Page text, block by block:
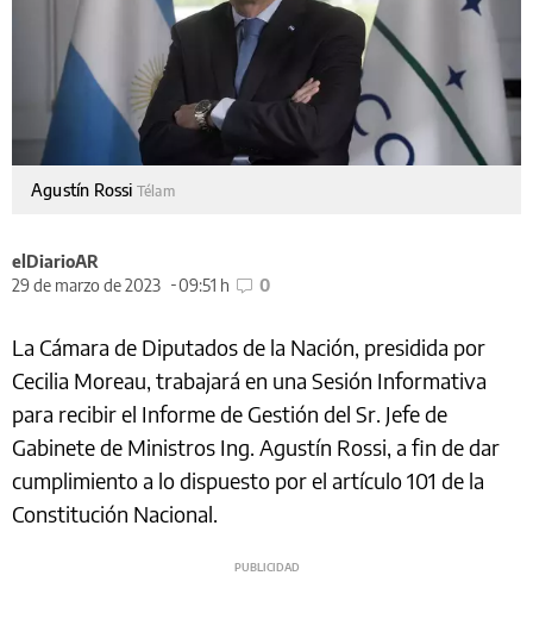
Agustín Rossi Télam
elDiarioAR
29 de marzo de 2023
09:51 h 0
La Cámara de Diputados de la Nación, presidida por
Cecilia Moreau, trabajará en una Sesión Informativa
para recibir el Informe de Gestión del Sr. Jefe de
Gabinete de Ministros Ing. Agustín Rossi, a fin de dar
cumplimiento a lo dispuesto por el artículo 101 de la
Constitución Nacional.